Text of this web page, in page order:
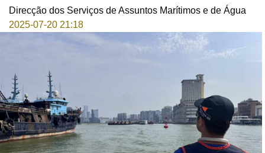
Direcção dos Serviços de Assuntos Marítimos e de Água
2025-07-20 21:18